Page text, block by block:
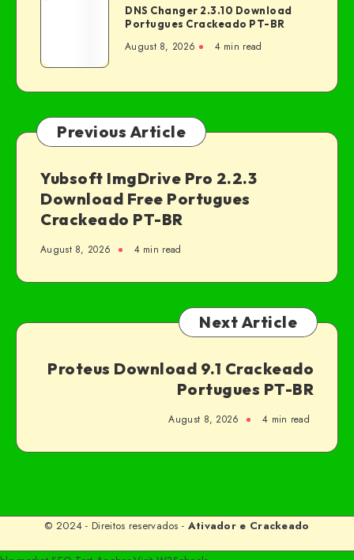
DNS Changer 2.3.10 Download
Portugues Crackeado PT-BR
August 8, 2026 4 min read
Previous Article
Yubsoft ImgDrive Pro 2.2.3
Download Free Portugues
Crackeado PT-BR
August 8, 2026 4 min read
Next Article
Proteus Download 9.1 Crackeado
Portugues PT-BR
August 8, 2026 4 min read
© 2024 - Direitos reservados - Ativador e Crackeado